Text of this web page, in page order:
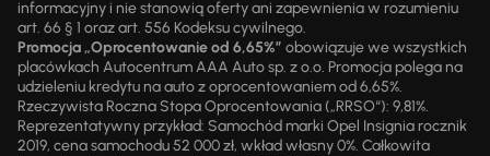
informacyjny i nie stanowią oferty ani zapewnienia w rozumieniu
art. 66 § 1 oraz art. 556 Kodeksu cywilnego.
Promocja „Oprocentowanie od 6,65%” obowiązuje we wszystkich
placówkach Autocentrum AAA Auto sp. z o.o. Promocja polega na
udzieleniu kredytu na auto z oprocentowaniem od 6,65%.
Rzeczywista Roczna Stopa Oprocentowania („RRSO“): 9,81%.
Reprezentatywny przykład: Samochód marki Opel Insignia rocznik
2019, cena samochodu 52 000 zł, wkład własny 0%. Całkowita